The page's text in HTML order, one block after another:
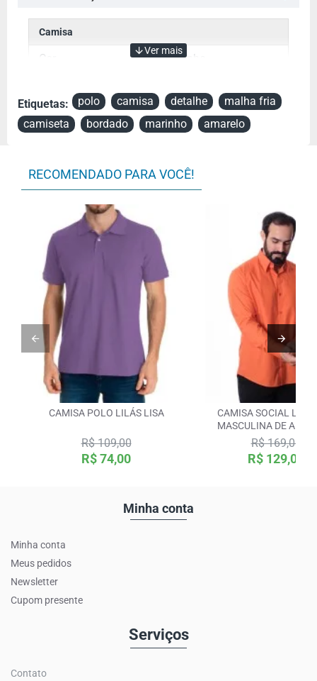
Camisa
Cor Azul marinho
Tecido Malha fria
Etiquetas: polo camisa detalhe
malha fria
camiseta
bordado marinho amarelo
RECOMENDADO PARA VOCÊ!
CAMISA POLO LILÁS LISA
R$ 74,00
R$ 109,00
CAMISA SOCIAL
MASCULINA DE
R$ 129,00
R$ 169,00
Minha conta
Minha conta
Meus pedidos
Newsletter
Cupom presente
Serviços
Contato